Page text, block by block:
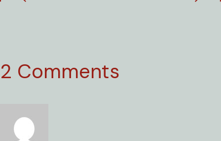
2 Comments